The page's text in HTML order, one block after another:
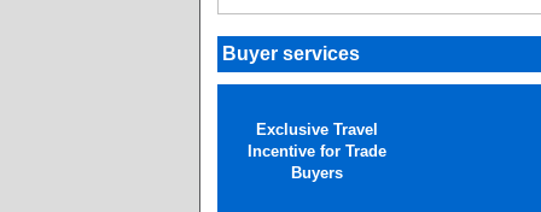
Buyer services
Exclusive Travel
Incentive for Trade
Buyers